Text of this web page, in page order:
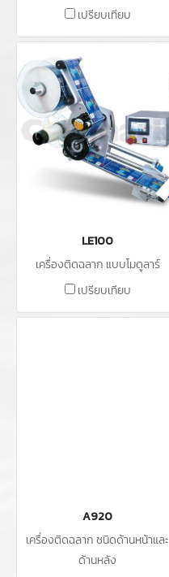
ผลลัพธ์คุณภาพสูงและไม่ต้องดูแล
เปรียบเทียบ
LE100
เครื่องติดฉลาก แบบโมดูลาร์
เปรียบเทียบ
A920
เครื่องติดฉลาก ชนิดด้านหน้าและ
ด้านหลัง